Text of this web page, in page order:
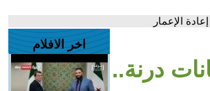
الإعمار
درنة..
اخر الافلام